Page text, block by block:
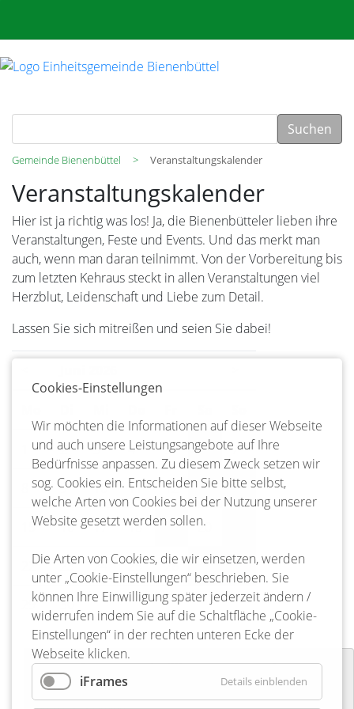
Suchen
Gemeinde Bienenbüttel Veranstaltungskalender
Veranstaltungskalender
Hier ist ja richtig was los! Ja, die Bienenbütteler lieben ihre
Veranstaltungen, Feste und Events. Und das merkt man
auch, wenn man daran teilnimmt. Von der Vorbereitung bis
zum letzten Kehraus steckt in allen Veranstaltungen viel
Herzblut, Leidenschaft und Liebe zum Detail.
Lassen Sie sich mitreißen und seien Sie dabei!
2 3 4 5 6 7
9 10 11 12 13 14
15 16 17 18 19 20
22 23 24 25 26 27 28
29 30
Osterfeuer Freiwillige Feuerwehr
Bargdorf
Cookies-Einstellungen
Wir möchten die Informationen auf dieser Webseite
und auch unsere Leistungsangebote auf Ihre
Bedürfnisse anpassen. Zu diesem Zweck setzen wir
sog. Cookies ein. Entscheiden Sie bitte selbst,
welche Arten von Cookies bei der Nutzung unserer
Website gesetzt werden sollen.
Die Arten von Cookies, die wir einsetzen, werden
unter „Cookie-Einstellungen“ beschrieben. Sie
können Ihre Einwilligung später jederzeit ändern /
widerrufen indem Sie auf die Schaltfläche „Cookie-
Einstellungen“ in der rechten unteren Ecke der
Webseite klicken.
iFrames
Details einblenden